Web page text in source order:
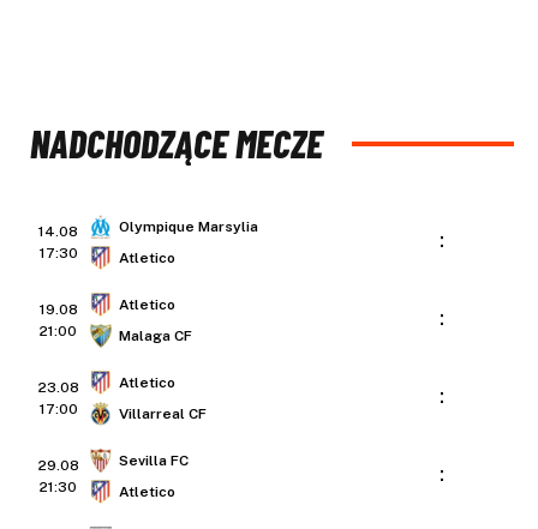
NADCHODZĄCE MECZE
14.08
17:30
Olympique Marsylia
Atletico
:
19.08
21:00
Atletico
Malaga CF
:
23.08
17:00
Atletico
Villarreal CF
:
29.08
21:30
Sevilla FC
Atletico
: